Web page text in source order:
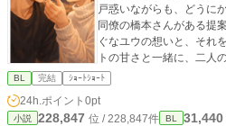
戸惑いながらも、どうに
同僚の橋本さんがある提案をし
ぐなユウの想いと、それ
トの甘さと一緒に、二人
レンタインストーリー。
BL 完結 ｼｮｰﾄｼｮｰﾄ
24h.ポイント 0pt
小説 228,847 位 / 228,847件 BL 31,440